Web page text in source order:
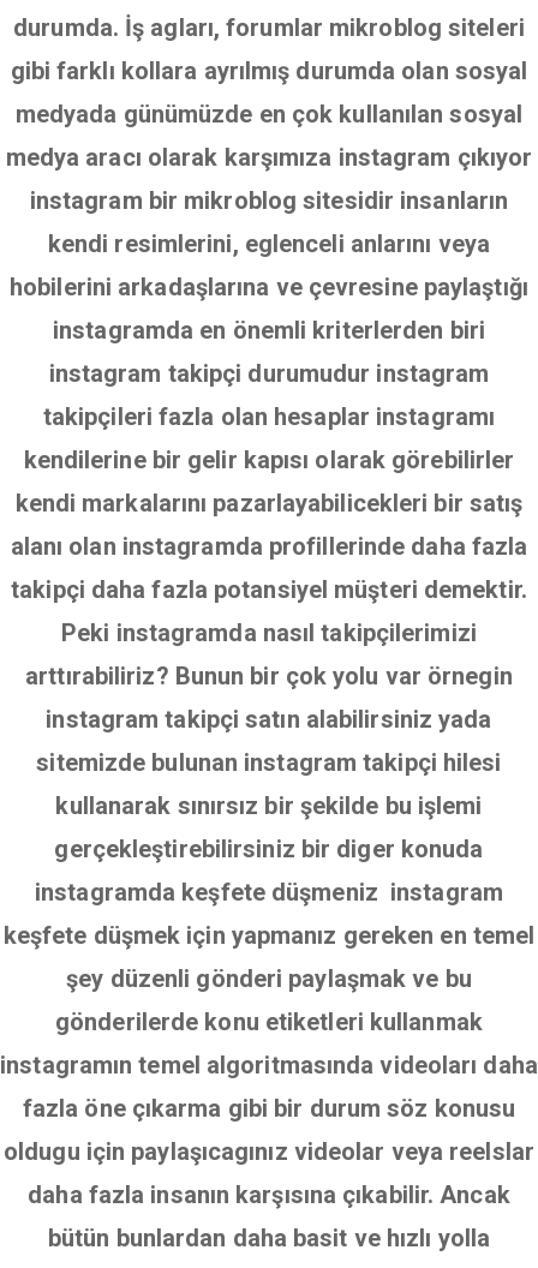
durumda. İş agları, forumlar mikroblog siteleri
gibi farklı kollara ayrılmış durumda olan sosyal
medyada günümüzde en çok kullanılan sosyal
medya aracı olarak karşımıza instagram çıkıyor
instagram bir mikroblog sitesidir insanların
kendi resimlerini, eglenceli anlarını veya
hobilerini arkadaşlarına ve çevresine paylaştığı
instagramda en önemli kriterlerden biri
instagram takipçi durumudur instagram
takipçileri fazla olan hesaplar instagramı
kendilerine bir gelir kapısı olarak görebilirler
kendi markalarını pazarlayabilicekleri bir satış
alanı olan instagramda profillerinde daha fazla
takipçi daha fazla potansiyel müşteri demektir.
Peki instagramda nasıl takipçilerimizi
arttırabiliriz? Bunun bir çok yolu var örnegin
instagram takipçi satın alabilirsiniz yada
sitemizde bulunan instagram takipçi hilesi
kullanarak sınırsız bir şekilde bu işlemi
gerçekleştirebilirsiniz bir diger konuda
instagramda keşfete düşmeniz instagram
keşfete düşmek için yapmanız gereken en temel
şey düzenli gönderi paylaşmak ve bu
gönderilerde konu etiketleri kullanmak
instagramın temel algoritmasında videoları daha
fazla öne çıkarma gibi bir durum söz konusu
oldugu için paylaşıcagınız videolar veya reelslar
daha fazla insanın karşısına çıkabilir. Ancak
bütün bunlardan daha basit ve hızlı yolla